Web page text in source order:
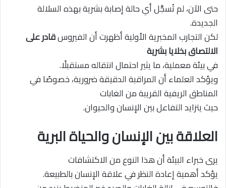
حتى الآن، لم تُسجَّل أي حالة إصابة بشرية بهذه السلالة
الجديدة.
لكن التجارب المخبرية الأولية أظهرت أن الفيروسقادر على
الالتصاق بخلايا بشرية
في بيئة معملية، ما يثير احتمال انتقاله مستقبلًا.
ويؤكد العلماء أن المراقبة الدقيقة ضرورية، خصوصًا في
المناطق الريفية القريبة من الغابات
حيث يتزايد التفاعل بين الإنسان والحيوان.
العلاقة بين الإنسان والحياة البرية
يرى خبراء البيئة أن هذا النوع من الاكتشافات
يؤكد أهمية إعادة النظر في علاقة الإنسان بالطبيعة.